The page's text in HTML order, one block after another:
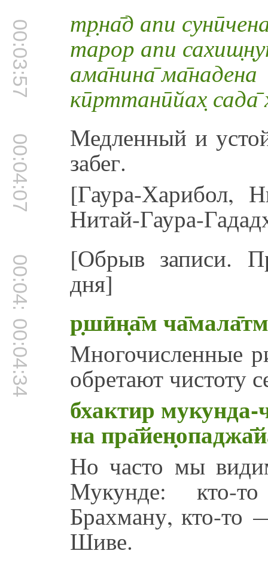
00:03:57 тр̣на̄д апи
тарор апи
ама̄нина̄ ма̄надена
кӣрттанӣйах̣ сада̄
00:04:07 Медленный и
забег.
[Гаура-Харибол,
Нитай-Гаура-
00:04:27 [Обрыв записи.
дня]
00:04:34 р̣шӣн̣а̄м
Многочисленные
обретают чистоту
бхактир мукунда-
на
Но часто мы
Мукунде: кто-
Брахману, кто-
Шиве.